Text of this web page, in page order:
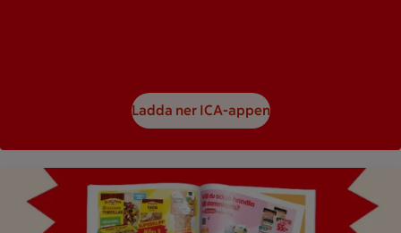
Ladda ner ICA-appen
Bild på ett reklamblad